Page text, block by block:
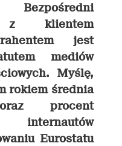
z klientem
jest
mediów
Myślę,
rokiem średnia
procent
internautów
Eurostatu